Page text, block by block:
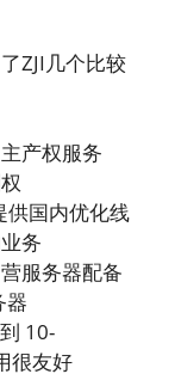
ZJI几个比较
产权服务
供国内优化线
务
服务器配备
器
10-
很友好